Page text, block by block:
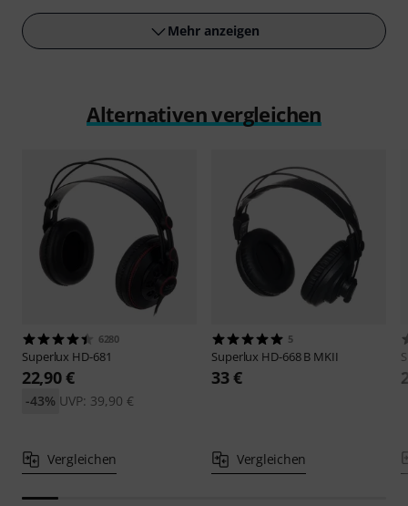
Mehr anzeigen
Alternativen vergleichen
6280
Superlux HD-681
22,90 €
UVP: 39,90 €
-43%
Vergleichen
5
Superlux HD-668 B MKII
33 €
Vergleichen